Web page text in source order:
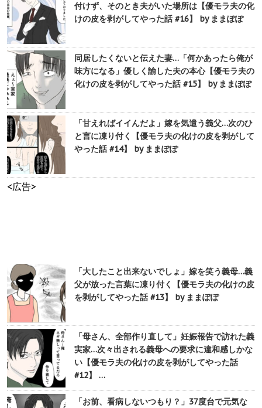
付けず、そのとき夫がいた場所は【優モラ夫の化
けの皮を剥がしてやった話 #16】 by ままぽぽ
同居したくないと伝えた妻…「何かあったら俺が
味方になる」優しく諭した夫の本心【優モラ夫の
化けの皮を剥がしてやった話 #15】 by ままぽぽ
「甘えればイイんだよ」嫁を気遣う義父…次のひ
と言に凍り付く【優モラ夫の化けの皮を剥がして
やった話 #14】 by ままぽぽ
<広告>
「大したこと出来ないでしょ」嫁を笑う義母…義
父が放った言葉に凍り付く【優モラ夫の化けの皮
を剥がしてやった話 #13】 by ままぽぽ
「母さん、全部作り直して」妊娠報告で訪れた義
実家…次々出される義母への要求に違和感しかな
い【優モラ夫の化けの皮を剥がしてやった話
#12】 …
「お前、看病しないつもり？」37度台で元気な